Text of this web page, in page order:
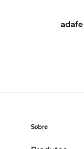
adafe
Sobre